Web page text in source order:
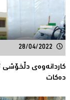
28/04/2022
کاردانەوەی دڵخۆشی
دەکات